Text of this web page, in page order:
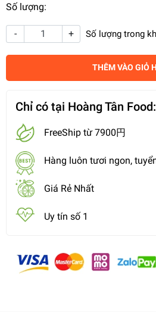
Số lượng:
- + Số lượng trong
THÊM VÀO GIỎ
Chỉ có tại Hoàng Tân Food:
FreeShip từ 7900円
Hàng luôn tươi ngon,
Giá Rẻ Nhất
Uy tín số 1